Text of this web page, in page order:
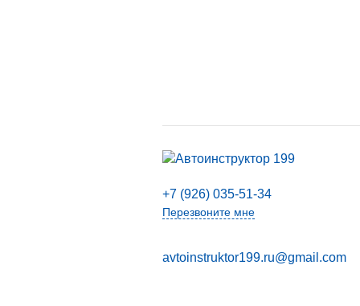
+7 (926) 035-51-34
Перезвоните мне
avtoinstruktor199.ru@gmail.com